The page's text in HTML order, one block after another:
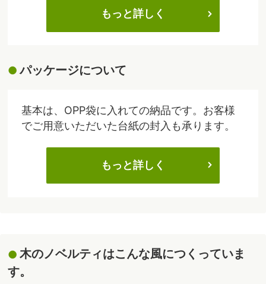
もっと詳しく
パッケージについて
基本は、OPP袋に入れての納品です。お客様
でご用意いただいた台紙の封入も承ります。
もっと詳しく
木のノベルティはこんな風につくっていま
す。